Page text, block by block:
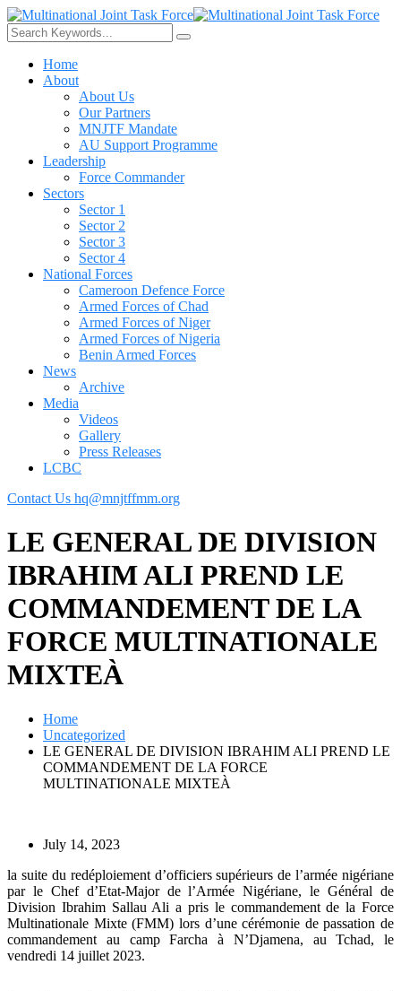
Home
About
About Us
Our Partners
MNJTF Mandate
AU Support Programme
Leadership
Force Commander
Sectors
Sector 1
Sector 2
Sector 3
Sector 4
National Forces
Cameroon Defence Force
Armed Forces of Chad
Armed Forces of Niger
Armed Forces of Nigeria
Benin Armed Forces
News
Archive
Media
Videos
Gallery
Press Releases
LCBC
Contact Us hq@mnjtffmm.org
LE GENERAL DE DIVISION
IBRAHIM ALI PREND LE
COMMANDEMENT DE LA
FORCE MULTINATIONALE
MIXTEÀ
Home
Uncategorized
LE GENERAL DE DIVISION IBRAHIM ALI PREND LE
COMMANDEMENT DE LA FORCE
MULTINATIONALE MIXTEÀ
July 14, 2023
la suite du redéploiement d’officiers supérieurs de l’armée nigériane
par le Chef d’Etat-Major de l’Armée Nigériane, le Général de
Division Ibrahim Sallau Ali a pris le commandement de la Force
Multinationale Mixte (FMM) lors d’une cérémonie de passation de
commandement au camp Farcha à N’Djamena, au Tchad, le
vendredi 14 juillet 2023.